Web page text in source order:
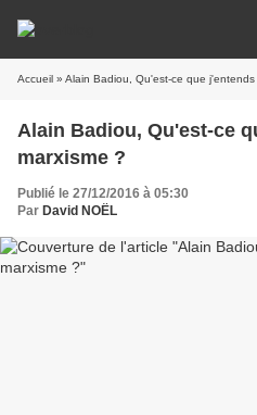
Accueil » Alain Badiou, Qu'est-ce que j'entends
Alain Badiou, Qu'est-ce
marxisme ?
Publié le 27/12/2016 à 05:30
Par David NOËL